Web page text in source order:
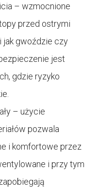
– wzmocnione
przed ostrymi
jak gwoździe czy
jest
gdzie ryzyko
– użycie
pozwala
i komfortowe przez
i przy tym